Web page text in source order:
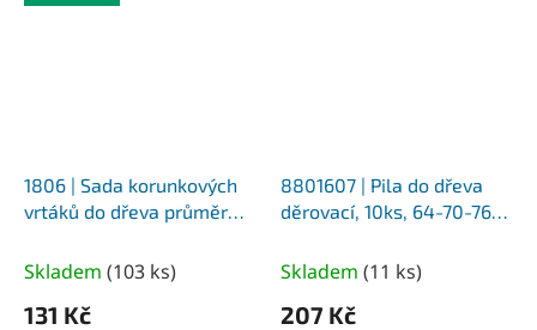
1806 | Sada korunkových
vrtáků do dřeva průměr
mm, hloubka vrtání 25
mm, uchycení průměr 7/10
mm
Skladem (103 ks)
131 Kč
8801607 | Pila do dřeva
děrovací, 10ks, 64-70-76-
hloubka 25mm
Skladem (11 ks)
207 Kč